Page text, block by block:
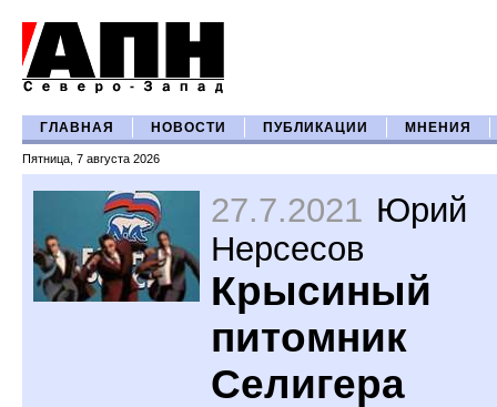
ГЛАВНАЯ НОВОСТИ ПУБЛИКАЦИИ МНЕНИЯ
Пятница, 7 августа 2026
27.7.2021 Юрий
Нерсесов
Крысиный
питомник
Селигера